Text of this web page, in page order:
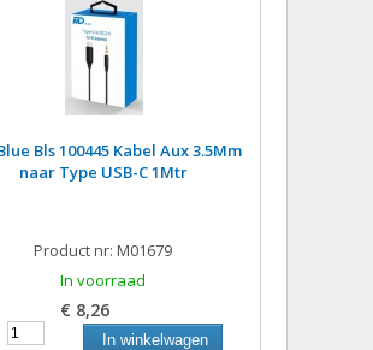
Bls 100445 Kabel Aux 3.5Mm
naar Type USB-C 1Mtr
Product nr: M01679
In voorraad
€ 8,26
In winkelwagen